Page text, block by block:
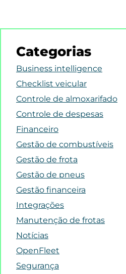
Categorias
Business intelligence
Checklist veicular
Controle de almoxarifado
Controle de despesas
Financeiro
Gestão de combustíveis
Gestão de frota
Gestão de pneus
Gestão financeira
Integrações
Manutenção de frotas
Notícias
OpenFleet
Segurança